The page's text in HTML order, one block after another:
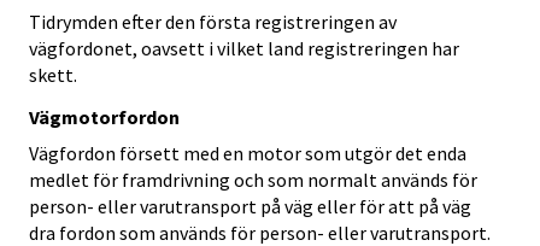
Tidrymden efter den första registreringen av
vägfordonet, oavsett i vilket land registreringen har
skett.
Vägmotorfordon
Vägfordon försett med en motor som utgör det enda
medlet för framdrivning och som normalt används för
person- eller varutransport på väg eller för att på väg
dra fordon som används för person- eller varutransport.